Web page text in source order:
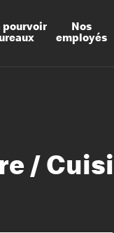
pourvoir
Nos
employés
/